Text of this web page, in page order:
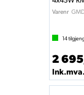
Varenr
14
2
Ink.mva.